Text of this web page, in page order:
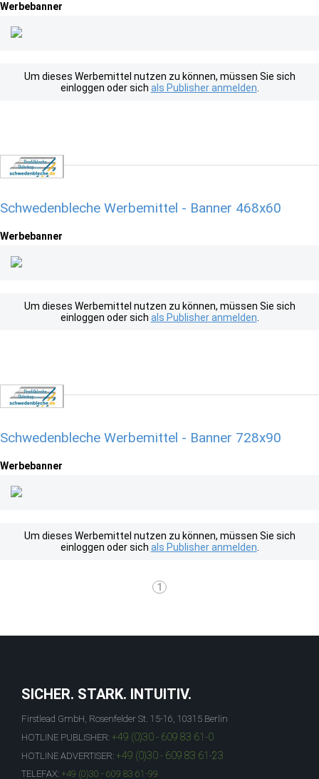
Werbebanner
Um dieses Werbemittel nutzen zu können, müssen Sie sich
einloggen oder sich als Publisher anmelden
Schwedenbleche Werbemittel - Banner 468x60
Werbebanner
Um dieses Werbemittel nutzen zu können, müssen Sie sich
einloggen oder sich als Publisher anmelden
Schwedenbleche Werbemittel - Banner 728x90
Werbebanner
Um dieses Werbemittel nutzen zu können, müssen Sie sich
einloggen oder sich als Publisher anmelden
1
SICHER. STARK. INTUITIV.
Firstlead GmbH, Rosenfelder St. 15-16, 10315 Berlin
HOTLINE PUBLISHER: +49 (0)30 - 609 83 61-0
HOTLINE ADVERTISER: +49 (0)30 - 609 83 61-23
TELEFAX: +49 (0)30 - 609 83 61-99